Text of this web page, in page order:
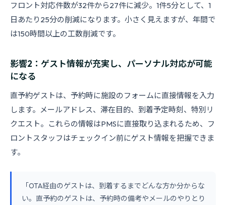
フロント対応件数が32件から27件に減少。1件5分として、1
日あたり25分の削減になります。小さく見えますが、年間で
は150時間以上の工数削減です。
影響2：ゲスト情報が充実し、パーソナル対応が可能
になる
直予約ゲストは、予約時に施設のフォームに直接情報を入力
します。メールアドレス、滞在目的、到着予定時刻、特別リ
クエスト。これらの情報はPMSに直接取り込まれるため、フ
ロントスタッフはチェックイン前にゲスト情報を把握できま
す。
「OTA経由のゲストは、到着するまでどんな方か分からな
い。直予約のゲストは、予約時の備考やメールのやりとり